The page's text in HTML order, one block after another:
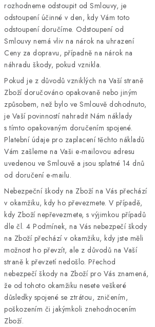
rozhodneme odstoupit od Smlouvy, je
odstoupení účinné v den, kdy Vám toto
odstoupení doručíme. Odstoupení od
Smlouvy nemá vliv na nárok na uhrazení
Ceny za dopravu, případně na nárok na
náhradu škody, pokud vznikla.
Pokud je z důvodů vzniklých na Vaší straně
Zboží doručováno opakovaně nebo jiným
způsobem, než bylo ve Smlouvě dohodnuto,
je Vaší povinností nahradit Nám náklady
s tímto opakovaným doručením spojené.
Platební údaje pro zaplacení těchto nákladů
Vám zašleme na Vaši e-mailovou adresu
uvedenou ve Smlouvě a jsou splatné 14 dnů
od doručení e-mailu.
Nebezpeční škody na Zboží na Vás přechází
v okamžiku, kdy ho převezmete. V případě,
kdy Zboží nepřevezmete, s výjimkou případů
dle čl. 4 Podmínek, na Vás nebezpečí škody
na Zboží přechází v okamžiku, kdy jste měli
možnost ho převzít, ale z důvodů na Vaší
straně k převzetí nedošlo. Přechod
nebezpečí škody na Zboží pro Vás znamená,
že od tohoto okamžiku nesete veškeré
důsledky spojené se ztrátou, zničením,
poškozením či jakýmkoli znehodnocením
Zboží.